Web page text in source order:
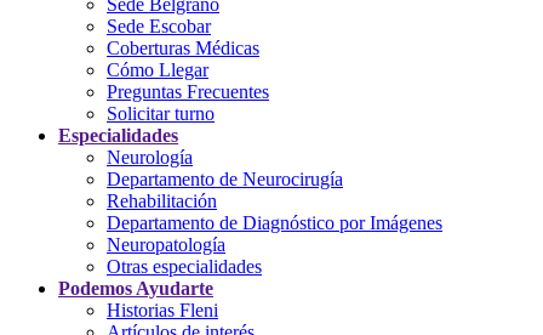
Sede Escobar
Coberturas Médicas
Cómo Llegar
Preguntas Frecuentes
Solicitar turno
Especialidades
Neurología
Departamento de Neurocirugía
Rehabilitación
Departamento de Diagnóstico por Imágenes
Neuropatología
Otras especialidades
Podemos Ayudarte
Historias Fleni